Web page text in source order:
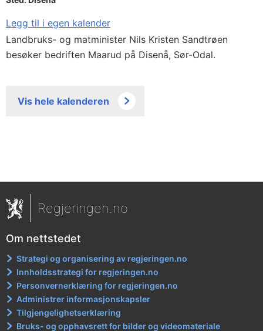
Legg til i egen kalender
Landbruks- og matminister Nils Kristen Sandtrøen
besøker bedriften Maarud på Disenå, Sør-Odal.
Vis hele kalenderen
Regjeringen.no
Om nettstedet
Strategi og organisering av regjeringen.no
Innholdsstrategi for regjeringen.no
Personvernerklæring for regjeringen.no
Administrer informasjonskapsler
Tilgjengelighetserklæring
Bruks- og opphavsrett for bilder og videomateriale